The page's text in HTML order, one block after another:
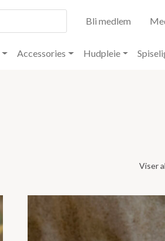
Bli medlem
Accessories Hudpleie
Viser